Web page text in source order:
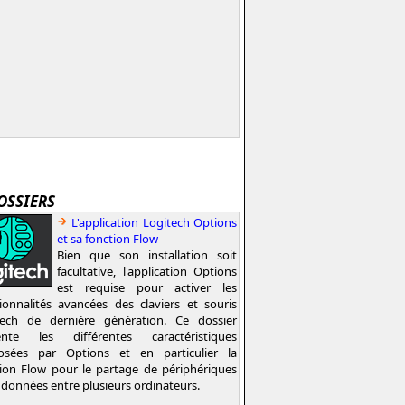
L'application Logitech Options
et sa fonction Flow
Bien que son installation soit
facultative, l'application Options
est requise pour activer les
avancées des claviers et souris
de dernière génération. Ce dossier
les différentes caractéristiques
par Options et en particulier la
Flow pour le partage de périphériques
entre plusieurs ordinateurs.